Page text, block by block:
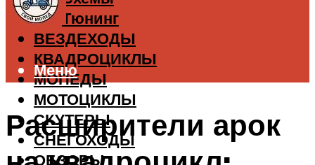
Тюнинг
ВЕЗДЕХОДЫ
КВАДРОЦИКЛЫ
МОПЕДЫ
МОТОЦИКЛЫ
СКУТЕРЫ
СНЕГОХОДЫ
ОБЗОРЫ
Меню
Расширители арок